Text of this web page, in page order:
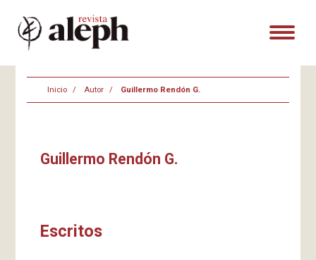
Inicio Autor Guillermo Rendón G.
Guillermo Rendón G.
Escritos